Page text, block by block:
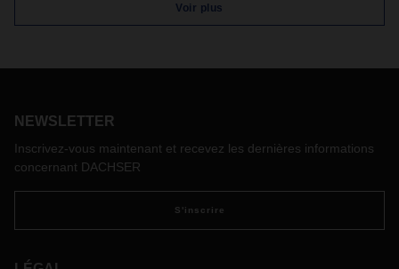
examine minutieusement sa chaîne
Voir plus
NEWSLETTER
Inscrivez-vous maintenant et recevez les dernières informations
concernant DACHSER
S'inscrire